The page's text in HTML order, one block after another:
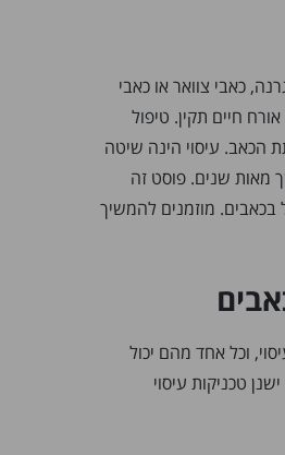
כאבי צוואר או כאבי
חיים תקין. טיפול
הכאב. עיסוי הינה שיטה
מאות שנים. פוסט זה
בכאבים. מוזמנים להמשיך
וכל אחד מהם יכול
טכניקות עיסוי